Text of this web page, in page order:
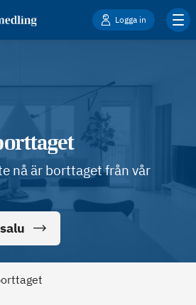
Logga in
nå är borttaget från vår